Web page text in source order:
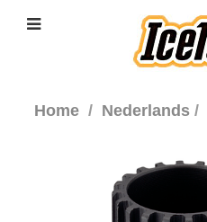
Home Nederlands